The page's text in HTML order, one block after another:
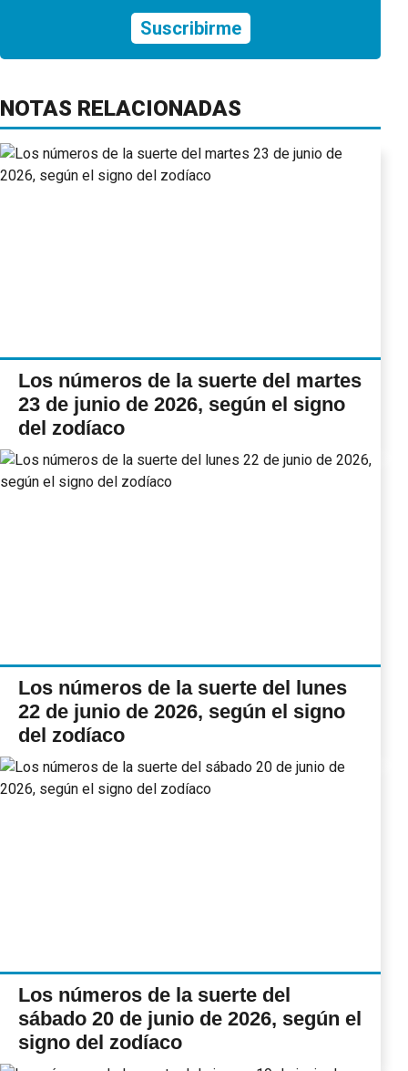
Suscribirme
NOTAS RELACIONADAS
Los números de la suerte del martes
23 de junio de 2026, según el signo
del zodíaco
Los números de la suerte del lunes
22 de junio de 2026, según el signo
del zodíaco
Los números de la suerte del
sábado 20 de junio de 2026, según el
signo del zodíaco